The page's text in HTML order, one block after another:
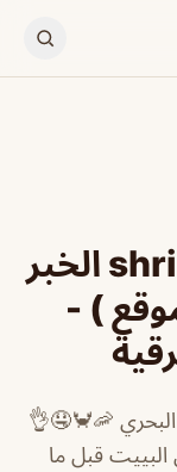
مطعم شرمبيل shrimpail الخبر
) -
🦐🦀🤤👌
قبل ما